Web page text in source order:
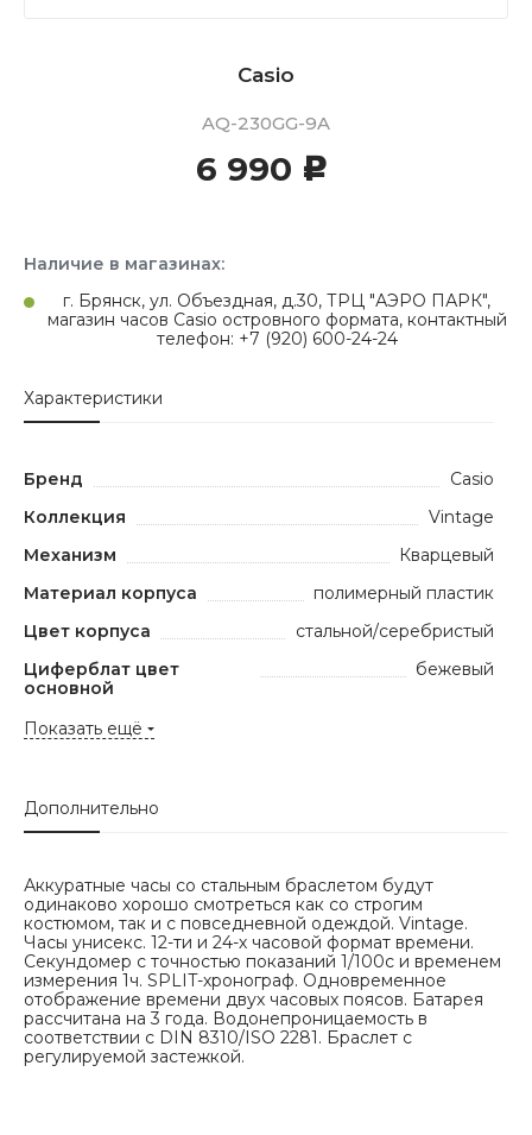
Casio
AQ-230GG-9A
6 990 c
Наличие в магазинах:
г. Брянск, ул. Объездная, д.30, ТРЦ "АЭРО ПАРК",
магазин часов Casio островного формата, контактный
телефон: +7 (920) 600-24-24
Характеристики
Бренд
Casio
Коллекция
Vintage
Механизм
Кварцевый
Материал корпуса
полимерный пластик
Цвет корпуса
стальной/серебристый
Циферблат цвет
основной
бежевый
Показать ещё
Дополнительно
Аккуратные часы со стальным браслетом будут
одинаково хорошо смотреться как со строгим
костюмом, так и с повседневной одеждой. Vintage.
Часы унисекс. 12-ти и 24-х часовой формат времени.
Секундомер с точностью показаний 1/100с и временем
измерения 1ч. SPLIT-хронограф. Одновременное
отображение времени двух часовых поясов. Батарея
рассчитана на 3 года. Водонепроницаемость в
соответствии с DIN 8310/ISO 2281. Браслет с
регулируемой застежкой.